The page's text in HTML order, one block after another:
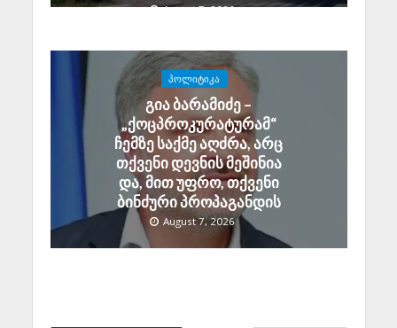
August 7, 2026
ᲞᲝᲚᲘᲢᲘᲙᲐ
გია ბარამიძე –
„ქოცპროკურატურამ“
ჩემზე საქმე აღძრა, არც
თქვენი დევნის მეშინია
და, მით უფრო, თქვენი
ბინძური პროპაგანდის
August 7, 2026